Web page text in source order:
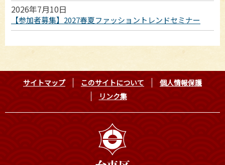
2026年7月10日
【参加者募集】2027春夏ファッショントレンドセミナー
サイトマップ このサイトについて
個人情報保護
リンク集